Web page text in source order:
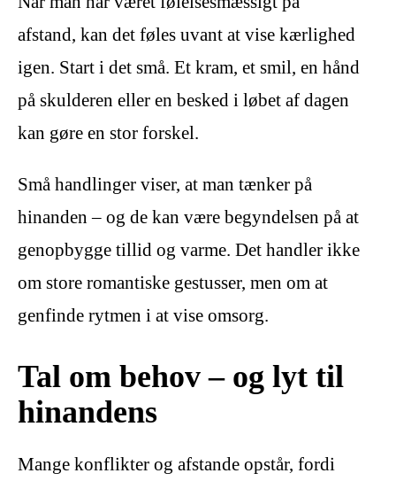
afstand, kan det føles uvant at vise kærlighed
igen. Start i det små. Et kram, et smil, en hånd
på skulderen eller en besked i løbet af dagen
kan gøre en stor forskel.
Små handlinger viser, at man tænker på
hinanden – og de kan være begyndelsen på at
genopbygge tillid og varme. Det handler ikke
om store romantiske gestusser, men om at
genfinde rytmen i at vise omsorg.
Tal om behov – og lyt til
hinandens
Mange konflikter og afstande opstår, fordi